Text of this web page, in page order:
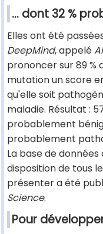
... dont 32 %
Elles ont été
DeepMind, appelé
prononcer sur 89 %
mutation un score
qu'elle soit
maladie. Résultat :
probablement
probablement
La base de
disposition de tous
présenter a été
Science.
Pour